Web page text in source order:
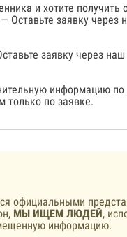
и хотите получить
Оставьте заявку через
заявку через наш
информацию
только по заявке.
официальными
МЫ ИЩЕМ ЛЮДЕЙ,
информацию.